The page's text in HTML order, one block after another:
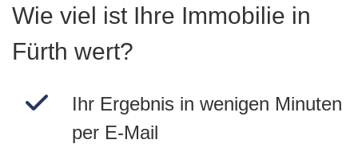
Wie viel ist Ihre Immobilie in
Fürth wert?
Ihr Ergebnis in wenigen Minuten
per E-Mail